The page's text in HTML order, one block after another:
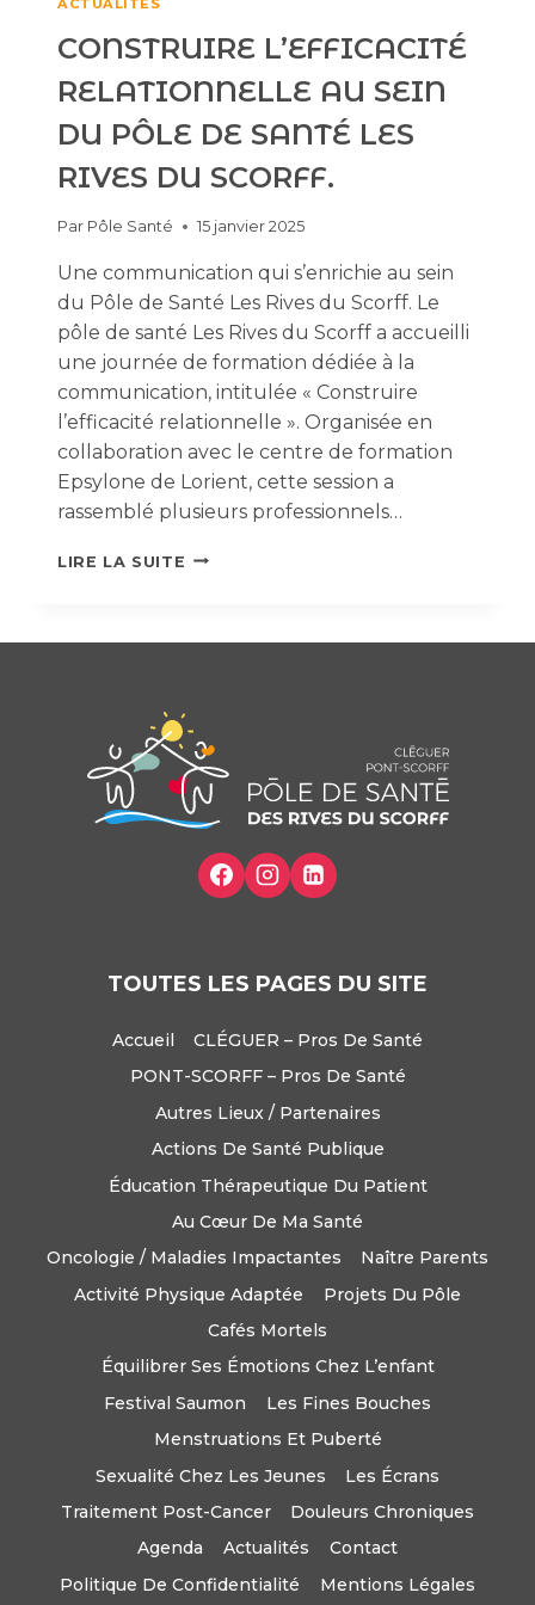
CONSTRUIRE L’EFFICACITÉ
RELATIONNELLE AU SEIN
DU PÔLE DE SANTÉ LES
RIVES DU SCORFF.
Par Pôle Santé 15 janvier 2025
Une communication qui s’enrichie au sein
du Pôle de Santé Les Rives du Scorff. Le
pôle de santé Les Rives du Scorff a accueilli
une journée de formation dédiée à la
communication, intitulée « Construire
l’efficacité relationnelle ». Organisée en
collaboration avec le centre de formation
Epsylone de Lorient, cette session a
rassemblé plusieurs professionnels…
LIRE LA SUITE CONSTRUIRE
DE
SANTÉ
LES
RIVES
DU
TOUTES LES PAGES DU SITE
Accueil
CLÉGUER – Pros De Santé
PONT-SCORFF – Pros De Santé
Autres Lieux / Partenaires
Actions De Santé Publique
Éducation Thérapeutique Du Patient
Au Cœur De Ma Santé
Oncologie / Maladies Impactantes
Naître Parents
Activité Physique Adaptée
Projets Du Pôle
Cafés Mortels
Équilibrer Ses Émotions Chez L’enfant
Festival Saumon
Les Fines Bouches
Menstruations Et Puberté
Sexualité Chez Les Jeunes
Les Écrans
Traitement Post-Cancer
Douleurs Chroniques
Agenda
Actualités
Contact
Politique De Confidentialité
Mentions Légales